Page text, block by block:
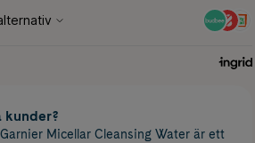
kunder?
Micellar Cleansing Water är ett